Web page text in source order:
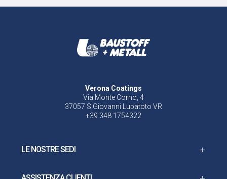
Verona Coatings
Via Monte Corno, 4
37057 S.Giovanni Lupatoto VR
+39 348 1754322
LE NOSTRE SEDI